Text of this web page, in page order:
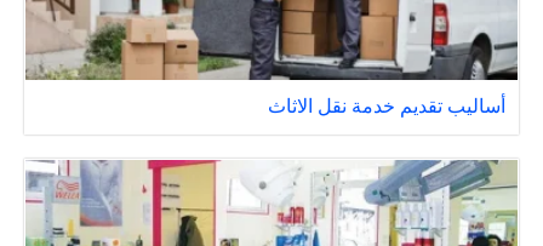
أساليب تقديم خدمة نقل الاثاث